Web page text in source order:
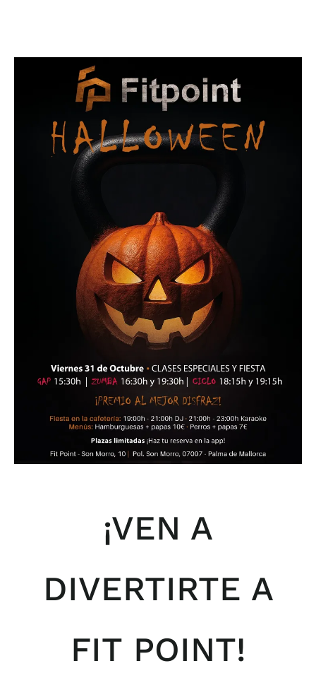
¡VEN A
DIVERTIRTE A
FIT POINT!